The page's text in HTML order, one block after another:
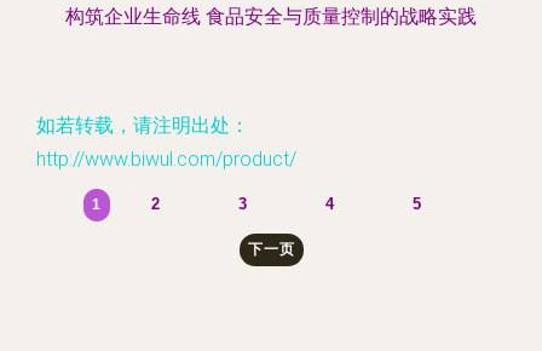
构筑企业生命线 食品安全与质量控制的战略实践
如若转载，请注明出处：
http://www.biwul.com/product/
1 2 3 4 5
下一页